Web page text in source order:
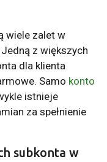
wiele zalet w
z większych
dla klienta
Samo konto
istnieje
za spełnienie
subkonta w